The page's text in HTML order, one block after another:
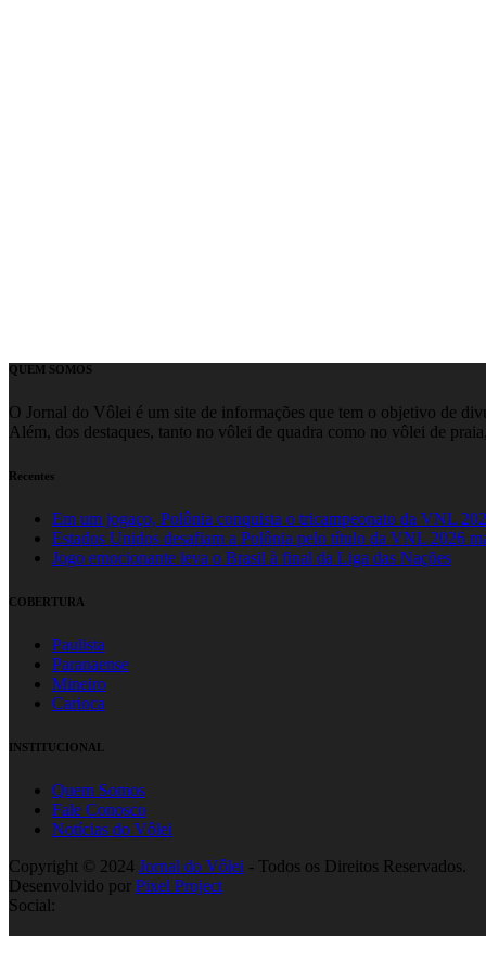
QUEM SOMOS
O Jornal do Vôlei é um site de informações que tem o objetivo de
Além, dos destaques, tanto no vôlei de quadra como no vôlei de
Recentes
Em um jogaço, Polônia conquista o tricampeonato da VNL
Estados Unidos desafiam a Polônia pelo título da VNL 2026
Jogo emocionante leva o Brasil à final da Liga das Nações
COBERTURA
Paulista
Paranaense
Mineiro
Carioca
INSTITUCIONAL
Quem Somos
Fale Conosco
Notícias do Vôlei
Copyright © 2024 Jornal do Vôlei - Todos os Direitos Reservados.
Desenvolvido por Pixel Project
Social: